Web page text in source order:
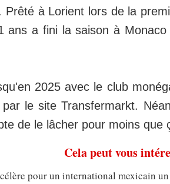
Prêté à Lorient lors de la
ans a fini la saison à
2025 avec le club
le site Transfermarkt.
de le lâcher pour moins que
Cela peut vous
pour un international mexicain